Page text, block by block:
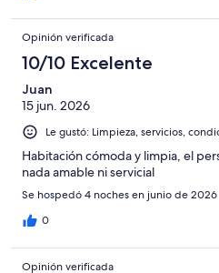
Opinión verificada
10/10 Excelente
Juan
15 jun. 2026
Le gustó: Limpieza, servicios,
Habitación cómoda y limpia, el
nada amable ni servicial
Se hospedó 4 noches en junio de 2026
0
Opinión verificada